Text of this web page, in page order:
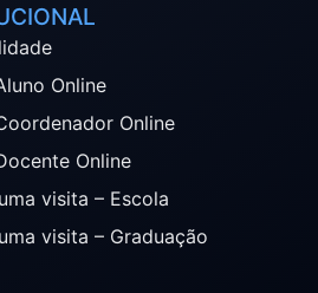
Online
Online
Online
visita – Escola
visita – Graduação